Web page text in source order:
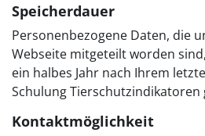
Speicherdauer
Personenbezogene Daten, die
Webseite mitgeteilt worden
ein halbes Jahr nach Ihrem
Schulung Tierschutzindikatoren
Kontaktmöglichkeit